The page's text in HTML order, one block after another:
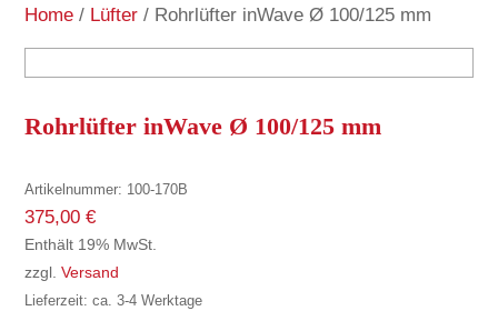
Home / Lüfter / Rohrlüfter inWave Ø 100/125 mm
Rohrlüfter inWave Ø 100/125 mm
Artikelnummer: 100-170B
375,00€
Enthält 19% MwSt.
zzgl.Versand
Lieferzeit: ca. 3-4 Werktage